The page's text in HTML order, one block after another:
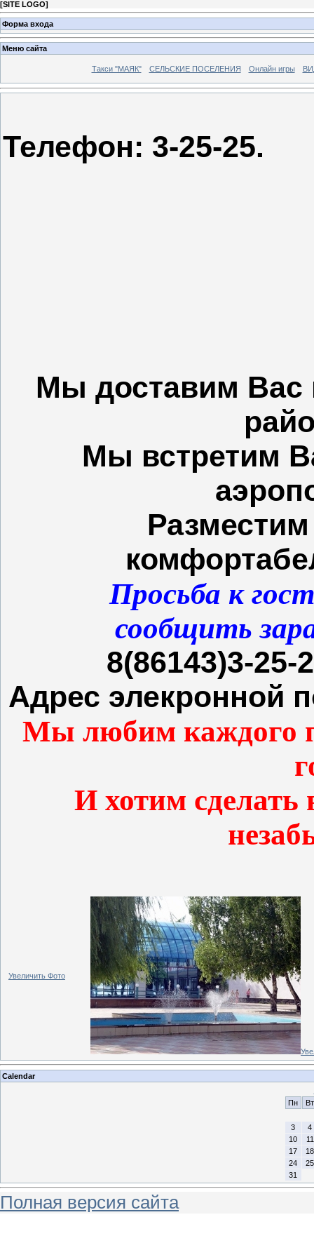
[SITE LOGO]
Форма входа
Меню сайта
Такси "МАЯК" СЕЛЬСКИЕ ПОСЕЛЕНИЯ Онлайн игры
Телефон: 3-25-25.
Мы доставим Вас
Мы встретим
Просьба к
сообщить
8(86143)3-25-
Адрес элекронной
Мы любим каждого
И хотим
Увеличить Фото
Calendar
Пн
Вт
3
4
10
11
17
18
24
25
31
Полная версия сайта